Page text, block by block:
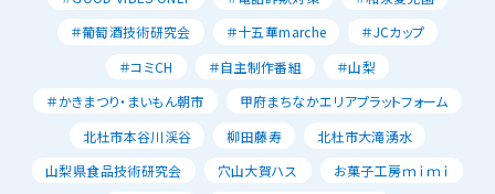
＃葡萄酒技術研究会
＃十五華marche
＃JCカップ
＃コミCH
＃自主制作番組
＃山梨
＃かきまつり・まいもん朝市
甲府まちなかエリアプラットフォーム
北杜市本谷川渓谷
柳田藤寿
北杜市大滝湧水
山梨県食品技術研究会
穴山大賀ハス
お菓子工房ｍｉｍｉ